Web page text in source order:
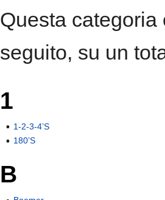
Questa
seguito, su un
1
1-2-3-4’S
180’S
B